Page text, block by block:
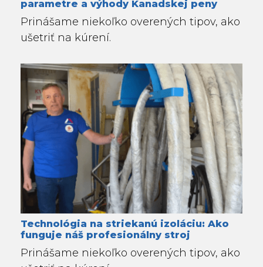
parametre a výhody Kanadskej peny
Prinášame niekoľko overených tipov, ako
ušetriť na kúrení.
Technológia na striekanú izoláciu: Ako
funguje náš profesionálny stroj
Prinášame niekoľko overených tipov, ako